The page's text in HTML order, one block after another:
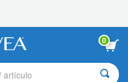
0
artículo